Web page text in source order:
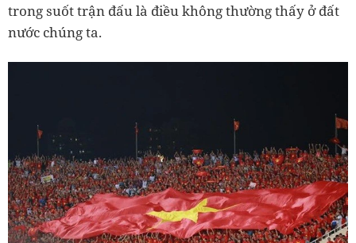
trong suốt trận đấu là điều không thường thấy ở đất
nước chúng ta.